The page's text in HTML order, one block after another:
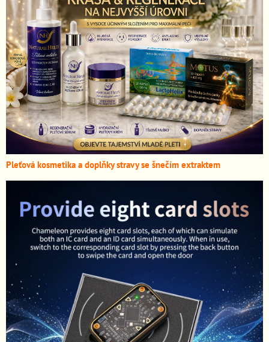
Pleťová kosmetika a doplňky stravy se šnečím extraktem